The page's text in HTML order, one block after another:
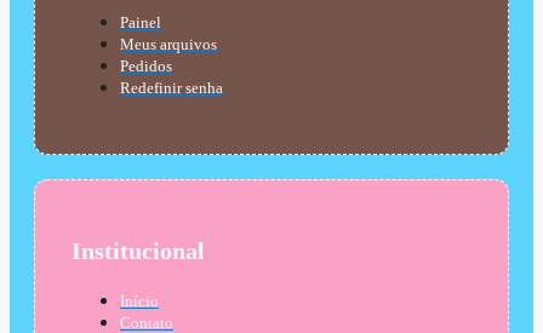
Painel
Meus arquivos
Pedidos
Redefinir senha
Institucional
Início
Contato